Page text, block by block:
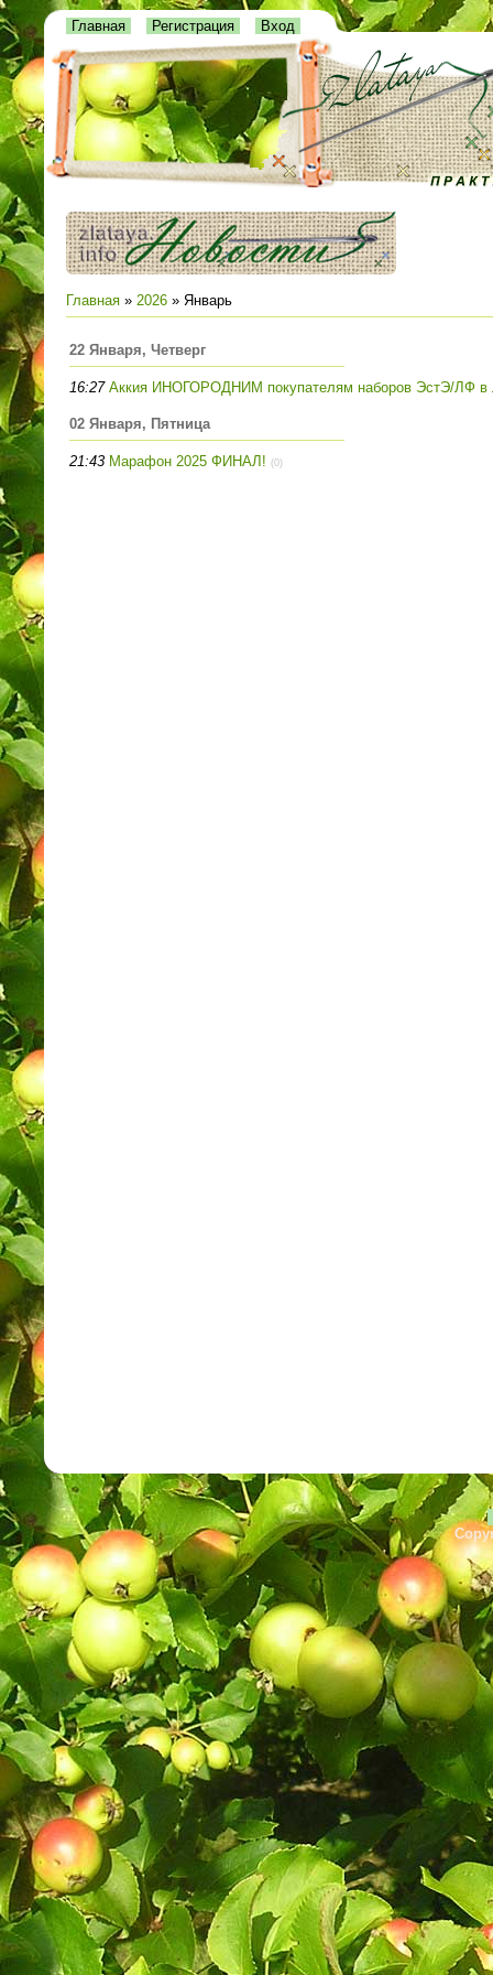
Главная Регистрация Вход
Главная » 2026 » Январь
22 Января, Четверг
16:27 Аккия ИНОГОРОДНИМ покупателям наборов ЭстЭ/ЛФ в
02 Января, Пятница
21:43 Марафон 2025 ФИНАЛ! (0)